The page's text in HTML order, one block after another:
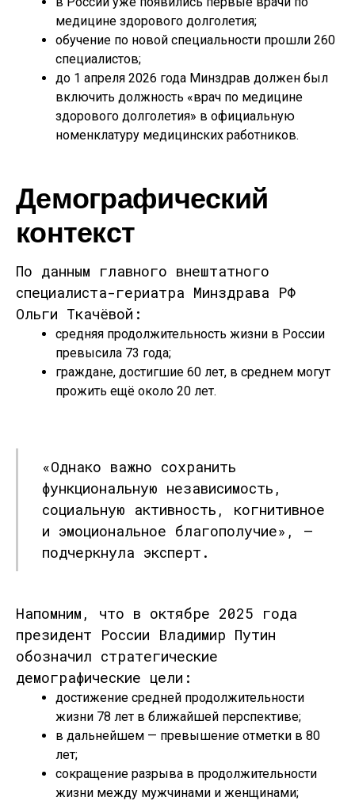
медицине здорового долголетия;
обучение по новой специальности прошли 260
специалистов;
до 1 апреля 2026 года Минздрав должен был
включить должность «врач по медицине
здорового долголетия» в официальную
номенклатуру медицинских работников.
Демографический
контекст
По данным главного внештатного
специалиста-гериатра Минздрава РФ
Ольги Ткачёвой :
средняя продолжительность жизни в России
превысила 73 года;
граждане, достигшие 60 лет, в среднем могут
прожить ещё около 20 лет.
«Однако важно сохранить
функциональную независимость,
социальную активность, когнитивное
и эмоциональное благополучие», —
подчеркнула эксперт.
Напомним, что в октябре 2025 года
президент России Владимир Путин
обозначил стратегические
демографические цели:
достижение средней продолжительности
жизни 78 лет в ближайшей перспективе;
в дальнейшем — превышение отметки в 80
лет;
сокращение разрыва в продолжительности
жизни между мужчинами и женщинами;